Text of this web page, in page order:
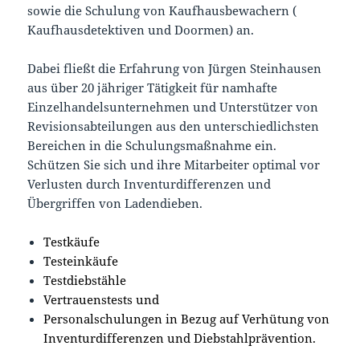
sowie die Schulung von Kaufhausbewachern (
Kaufhausdetektiven und Doormen) an.
Dabei fließt die Erfahrung von Jürgen Steinhausen
aus über 20 jähriger Tätigkeit für namhafte
Einzelhandelsunternehmen und Unterstützer von
Revisionsabteilungen aus den unterschiedlichsten
Bereichen in die Schulungsmaßnahme ein.
Schützen Sie sich und ihre Mitarbeiter optimal vor
Verlusten durch Inventurdifferenzen und
Übergriffen von Ladendieben.
Testkäufe
Testeinkäufe
Testdiebstähle
Vertrauenstests und
Personalschulungen in Bezug auf Verhütung von
Inventurdifferenzen und Diebstahlprävention.